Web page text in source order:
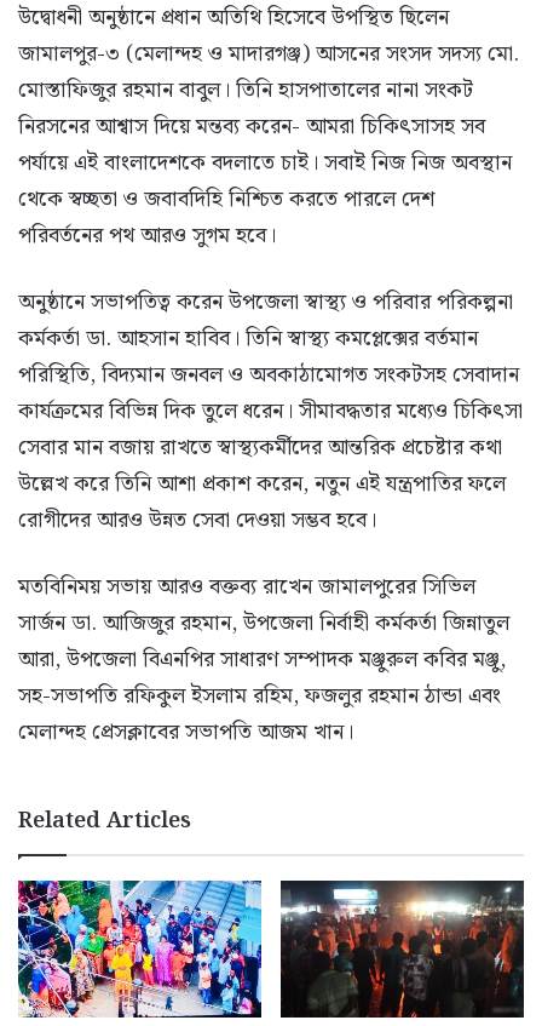
উদ্বোধনী অনুষ্ঠানে প্রধান অতিথি হিসেবে উপস্থিত ছিলেন
জামালপুর-৩ (মেলান্দহ ও মাদারগঞ্জ) আসনের সংসদ সদস্য মো.
মোস্তাফিজুর রহমান বাবুল। তিনি হাসপাতালের নানা সংকট
নিরসনের আশ্বাস দিয়ে মন্তব্য করেন- আমরা চিকিৎসাসহ সব
পর্যায়ে এই বাংলাদেশকে বদলাতে চাই। সবাই নিজ নিজ অবস্থান
থেকে স্বচ্ছতা ও জবাবদিহি নিশ্চিত করতে পারলে দেশ
পরিবর্তনের পথ আরও সুগম হবে।
অনুষ্ঠানে সভাপতিত্ব করেন উপজেলা স্বাস্থ্য ও পরিবার পরিকল্পনা
কর্মকর্তা ডা. আহসান হাবিব। তিনি স্বাস্থ্য কমপ্লেক্সের বর্তমান
পরিস্থিতি, বিদ্যমান জনবল ও অবকাঠামোগত সংকটসহ সেবাদান
কার্যক্রমের বিভিন্ন দিক তুলে ধরেন। সীমাবদ্ধতার মধ্যেও চিকিৎসা
সেবার মান বজায় রাখতে স্বাস্থ্যকর্মীদের আন্তরিক প্রচেষ্টার কথা
উল্লেখ করে তিনি আশা প্রকাশ করেন, নতুন এই যন্ত্রপাতির ফলে
রোগীদের আরও উন্নত সেবা দেওয়া সম্ভব হবে।
মতবিনিময় সভায় আরও বক্তব্য রাখেন জামালপুরের সিভিল
সার্জন ডা. আজিজুর রহমান, উপজেলা নির্বাহী কর্মকর্তা জিন্নাতুল
আরা, উপজেলা বিএনপির সাধারণ সম্পাদক মঞ্জুরুল কবির মঞ্জু,
সহ-সভাপতি রফিকুল ইসলাম রহিম, ফজলুর রহমান ঠান্ডা এবং
মেলান্দহ প্রেসক্লাবের সভাপতি আজম খান।
Related Articles